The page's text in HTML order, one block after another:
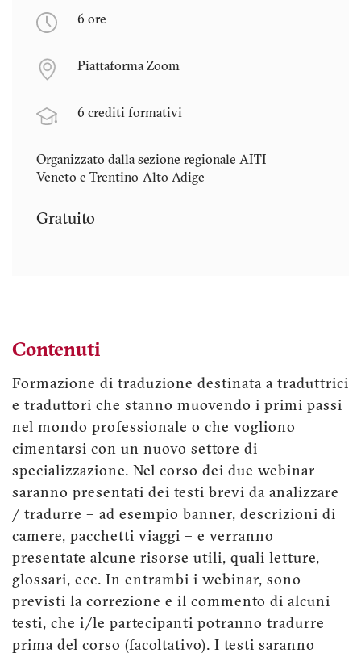
6 ore
Piattaforma Zoom
6 crediti formativi
Organizzato dalla sezione regionale AITI
Veneto e Trentino-Alto Adige
Gratuito
Contenuti
Formazione di traduzione destinata a traduttrici
e traduttori che stanno muovendo i primi passi
nel mondo professionale o che vogliono
cimentarsi con un nuovo settore di
specializzazione. Nel corso dei due webinar
saranno presentati dei testi brevi da analizzare
/ tradurre – ad esempio banner, descrizioni di
camere, pacchetti viaggi – e verranno
presentate alcune risorse utili, quali letture,
glossari, ecc. In entrambi i webinar, sono
previsti la correzione e il commento di alcuni
testi, che i/le partecipanti potranno tradurre
prima del corso (facoltativo). I testi saranno